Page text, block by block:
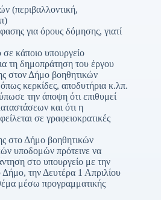
(περιβαλλοντική,
για όρους δόμησης, γιατί
κάποιο υπουργείο
τη δημοπράτηση του έργου
στον Δήμο βοηθητικών
κερκίδες, αποδυτήρια κ.λπ.
την άποψη ότι επιθυμεί
και ότι η
σε γραφειοκρατικές
στο Δήμο βοηθητικών
υποδομών πρότεινε να
στο υπουργείο με την
Δήμο, την Δευτέρα 1 Απριλίου
μέσω προγραμματικής